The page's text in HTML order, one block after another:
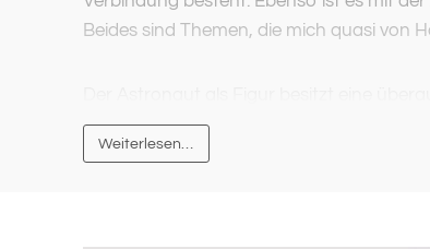
Beides sind Themen, die mich quasi von
Strahlkraft, die mich auch als Künstler
hat.
Selbst in weiter Entfernung zur Erde und
Weiterlesen…